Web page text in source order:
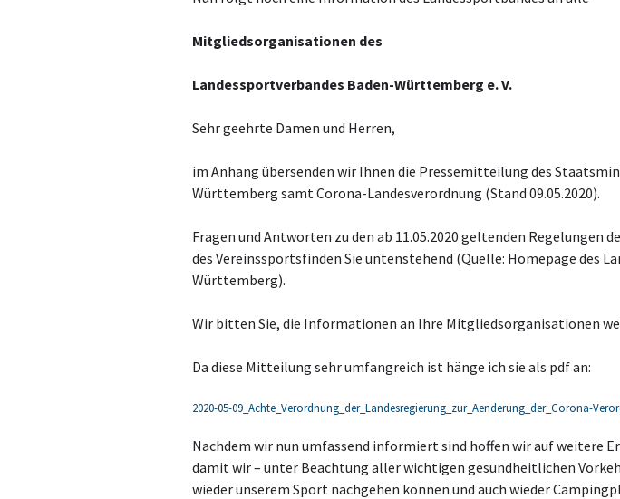
Mitgliedsorganisationen des
Landessportverbandes Baden-Württemberg e. V.
Sehr geehrte Damen und Herren,
im Anhang übersenden wir Ihnen die Pressemitteilung des
Württemberg samt Corona-Landesverordnung (Stand 09.05.2020).
Fragen und Antworten zu den ab 11.05.2020 geltenden Regelungen
des Vereinssportsfinden Sie untenstehend (Quelle: Homepage des
Württemberg).
Wir bitten Sie, die Informationen an Ihre Mitgliedsorganisationen
Da diese Mitteilung sehr umfangreich ist hänge ich sie als pdf an:
2020-05-09_Achte_Verordnung_der_Landesregierung_zur_Aenderung_der_Corona-
Nachdem wir nun umfassend informiert sind hoffen wir auf weitere
damit wir – unter Beachtung aller wichtigen gesundheitlichen
wieder unserem Sport nachgehen können und auch wieder